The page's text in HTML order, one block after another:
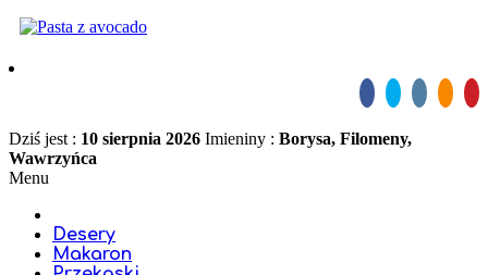
Dziś jest : 10 sierpnia 2026 Imieniny : Borysa, Filomeny,
Wawrzyńca
Menu
Desery
Makaron